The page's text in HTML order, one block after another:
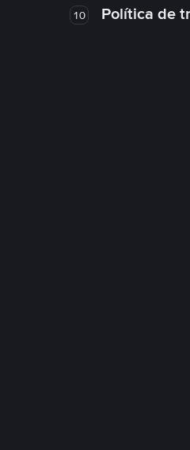
10 Política de